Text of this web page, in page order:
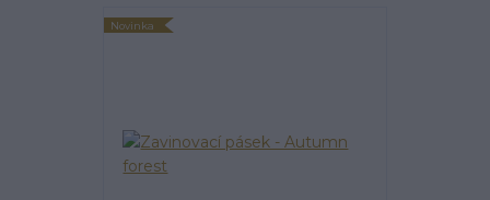
Novinka